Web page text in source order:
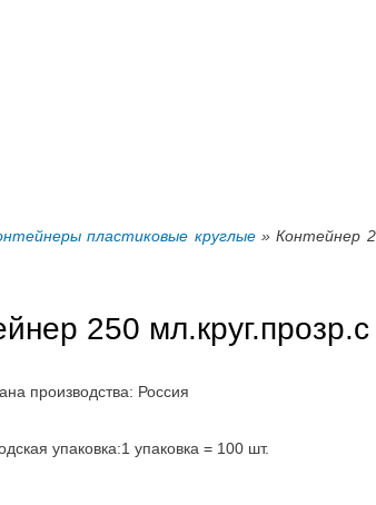
пластиковые круглые» Контейнер
250
производства: Россия
упаковка:1 упаковка = 100 шт.